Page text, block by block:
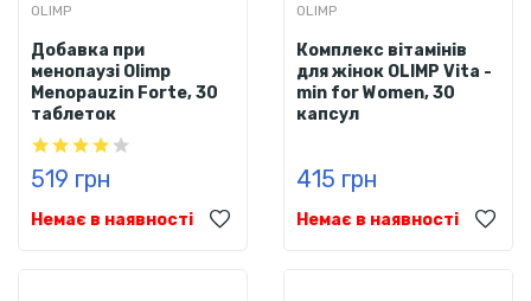
OLIMP
Добавка при
менопаузі Olimp
Menopauzin Forte, 30
таблеток
519 грн
Немає в наявності
OLIMP
Комплекс вітамінів
для жінок OLIMP Vita -
min for Women, 30
капсул
415 грн
Немає в наявності